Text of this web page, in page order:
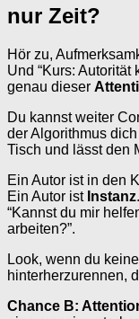
nur Zeit?
Hör zu,
Und “Kurs: Autorität
genau dieser
Du kannst weiter
der Algorithmus
Tisch und lässt den
Ein Autor ist in den
Ein Autor ist Instanz
“Kannst du mir
arbeiten?”.
Look, wenn du
hinterherzurennen,
Chance B: